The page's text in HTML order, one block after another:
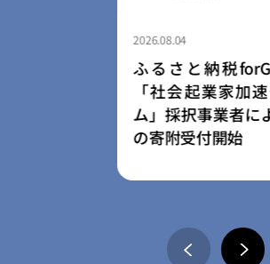
2026.08.03
民間学童「小さな
園・幼稚園向け
ス「放課後の森」